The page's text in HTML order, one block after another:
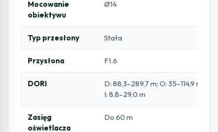
Mocowanie
obiektywu
Ø14
Typ przesłony Stała
Przysłona F1.6
DORI
D: 88,3–289,7 m; O: 35–114,9 m; R:
I: 8,8–29,0 m
Zasięg
oświetlacza
Do 60 m